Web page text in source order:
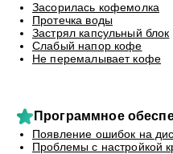
Засорилась кофемолка
Протечка воды
Застрял капсульный блок
Слабый напор кофе
Не перемалывает кофе
Программное
Появление ошибок на
Проблемы с настройкой